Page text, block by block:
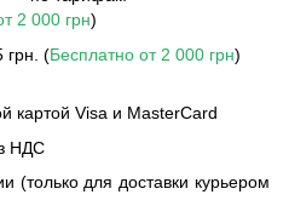
2 000 грн)
грн. (Бесплатно от 2 000 грн)
картой Visa и MasterCard
НДС
(только для доставки курьером